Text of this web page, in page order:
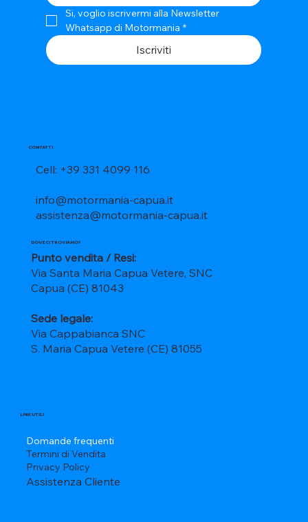
CONTATTI
Cell: +39 331 4099 116
info@motormania-capua.it
assistenza@motormania-capua.it
DOVE CI TROVIAMO?
Punto vendita / Resi:
Via Santa Maria Capua Vetere, SNC
Capua (CE) 81043
Sede legale:
Via Cappabianca SNC
S. Maria Capua Vetere (CE) 81055
LINK UTILI
Domande frequenti
Termini di Vendita
Privacy Policy
Assistenza Cliente
Si, voglio iscrivermi alla Newsletter
Whatsapp di Motormania *
Iscriviti